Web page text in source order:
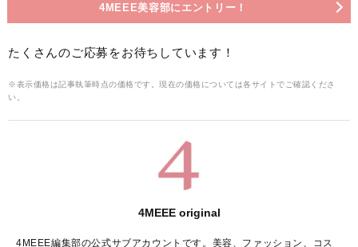
4MEEE美容部にエントリー！
たくさんのご応募をお待ちしています！
※表示価格は記事執筆時点の価格です。現在の価格については各サイトでご確認くださ
い。
4MEEE original
4MEEE編集部の公式サブアカウントです。美容、ファッション、コス